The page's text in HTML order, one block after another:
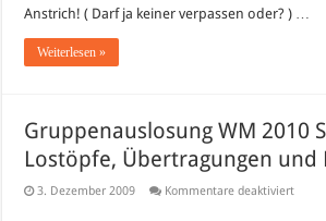
Anstrich! ( Darf ja keiner verpassen oder? ) …
Weiterlesen »
Gruppenauslosung WM 2010
Lostöpfe, Übertragungen und
3. Dezember 2009 Kommentare deaktiviertfür